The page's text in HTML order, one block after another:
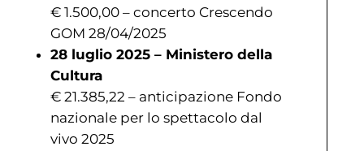
€ 1.500,00 – concerto Crescendo
GOM 28/04/2025
28 luglio 2025 – Ministero della
Cultura
€ 21.385,22 – anticipazione Fondo
nazionale per lo spettacolo dal
vivo 2025